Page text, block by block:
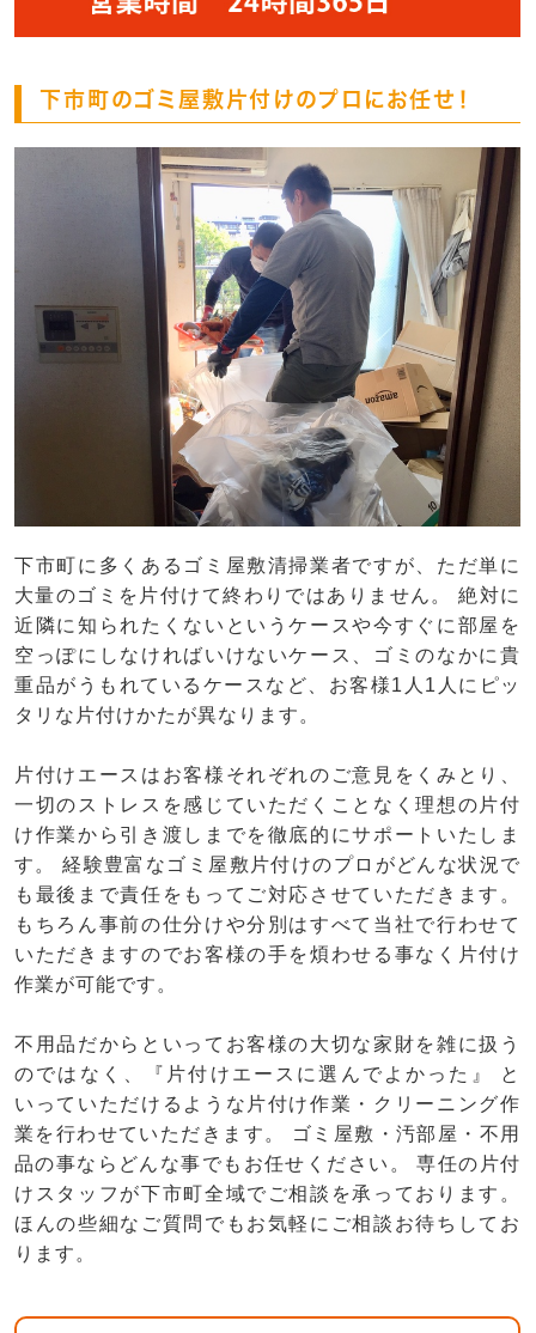
下市町のゴミ屋敷片付けのプロにお任せ！
下市町に多くあるゴミ屋敷清掃業者ですが、ただ単に
大量のゴミを片付けて終わりではありません。 絶対に
近隣に知られたくないというケースや今すぐに部屋を
空っぽにしなければいけないケース、ゴミのなかに貴
重品がうもれているケースなど、お客様1人1人にピッ
タリな片付けかたが異なります。
片付けエースはお客様それぞれのご意見をくみとり、
一切のストレスを感じていただくことなく理想の片付
け作業から引き渡しまでを徹底的にサポートいたしま
す。 経験豊富なゴミ屋敷片付けのプロがどんな状況で
も最後まで責任をもってご対応させていただきます。
もちろん事前の仕分けや分別はすべて当社で行わせて
いただきますのでお客様の手を煩わせる事なく片付け
作業が可能です。
不用品だからといってお客様の大切な家財を雑に扱う
のではなく、『片付けエースに選んでよかった』 と
いっていただけるような片付け作業・クリーニング作
業を行わせていただきます。 ゴミ屋敷・汚部屋・不用
品の事ならどんな事でもお任せください。 専任の片付
けスタッフが下市町全域でご相談を承っております。
ほんの些細なご質問でもお気軽にご相談お待ちしてお
ります。